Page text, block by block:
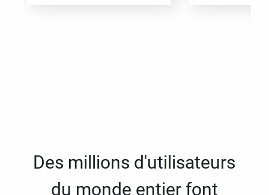
Des millions d'utilisateurs
du monde entier font